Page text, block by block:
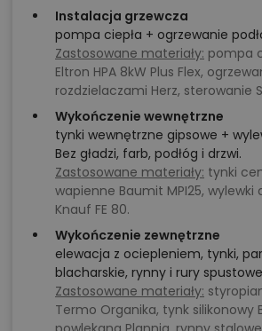
Instalacja grzewcza
pompa ciepła + ogrzewanie
Zastosowane materiały: pompa
Eltron HPA 8kW Plus Flex,
rozdzielaczami Herz, sterowanie
Wykończenie wewnętrzne
tynki wewnętrzne gipsowe +
Bez gładzi, farb, podłóg i drzwi.
Zastosowane materiały: tynki
wapienne Baumit MPI25,
Knauf FE 80.
Wykończenie zewnętrzne
elewacja z ociepleniem, tynki,
blacharskie, rynny i rury
Zastosowane materiały:
Termo Organika, tynk silikonowy